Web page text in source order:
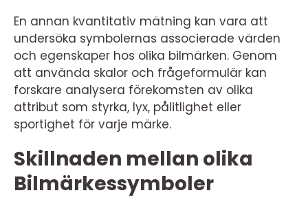
En annan kvantitativ mätning kan vara att
undersöka symbolernas associerade värden
och egenskaper hos olika bilmärken. Genom
att använda skalor och frågeformulär kan
forskare analysera förekomsten av olika
attribut som styrka, lyx, pålitlighet eller
sportighet för varje märke.
Skillnaden mellan olika
Bilmärkessymboler